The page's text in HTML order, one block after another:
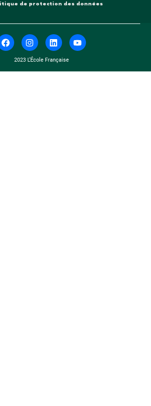
de protection des données
2023 L’École Française